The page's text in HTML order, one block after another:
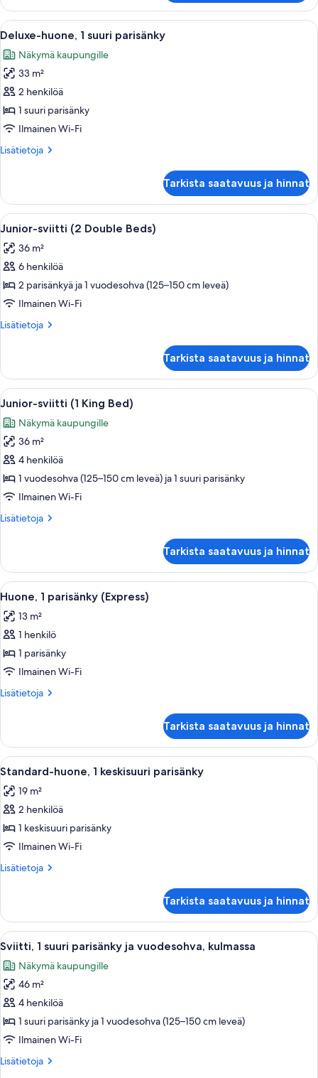
(2
Double
Beds)
Avaa
kaikki
huonetyypin
Deluxe-
huone,
1
suuri
kuvat
Hotellihuone, jossa on sänky, tuoli,
7
Deluxe-huone, 1 suuri parisänky
Näkymä kaupungille
33 m²
2 henkilöä
1 suuri parisänky
Ilmainen Wi-Fi
Lisätietoja
Lisätietoja
1
suuri
parisänky
Tarkista saatavuus ja hinnat
Avaa
kaikki
huonetyypin
Junior-
sviitti
(2
Double
Hotellihuone, jossa on sänky,
5
Junior-sviitti (2 Double Beds)
36 m²
6 henkilöä
2 parisänkyä ja 1 vuodesohva (125–150 cm leveä)
Ilmainen Wi-Fi
Lisätietoja
Lisätietoja
(2
Double
Beds)
Tarkista saatavuus ja hinnat
Avaa
kaikki
huonetyypin
Junior-
sviitti
(1
King
kuvat
Hotellihuone, jossa on suuri sänky,
6
Junior-sviitti (1 King Bed)
Näkymä kaupungille
36 m²
4 henkilöä
1 vuodesohva (125–150 cm leveä) ja 1 suuri parisänky
Ilmainen Wi-Fi
Lisätietoja
Lisätietoja
(1
King
Bed)
Tarkista saatavuus ja hinnat
Avaa
kaikki
huonetyypin
Huone,
1
parisänky
(Express)
Hotellihuone, jossa on suuri sänky,
7
Huone, 1 parisänky (Express)
13 m²
1 henkilö
1 parisänky
Ilmainen Wi-Fi
Lisätietoja
Lisätietoja
parisänky
(Express)
Tarkista saatavuus ja hinnat
Avaa
kaikki
huonetyypin
Standard-
huone,
1
keskisuuri
parisänky
Hotellihuone, jossa on sänky,
4
Standard-huone, 1 keskisuuri parisänky
19 m²
2 henkilöä
1 keskisuuri parisänky
Ilmainen Wi-Fi
Lisätietoja
Lisätietoja
1
keskisuuri
parisänky
Tarkista saatavuus ja hinnat
Avaa
kaikki
huonetyypin
Sviitti,
1
suuri
parisänky
vuodesohva,
Hotellihuone, jossa on sänky,
9
Sviitti, 1 suuri parisänky ja vuodesohva, kulmassa
Näkymä kaupungille
46 m²
4 henkilöä
1 suuri parisänky ja 1 vuodesohva (125–150 cm leveä)
Ilmainen Wi-Fi
Lisätietoja
Lisätietoja